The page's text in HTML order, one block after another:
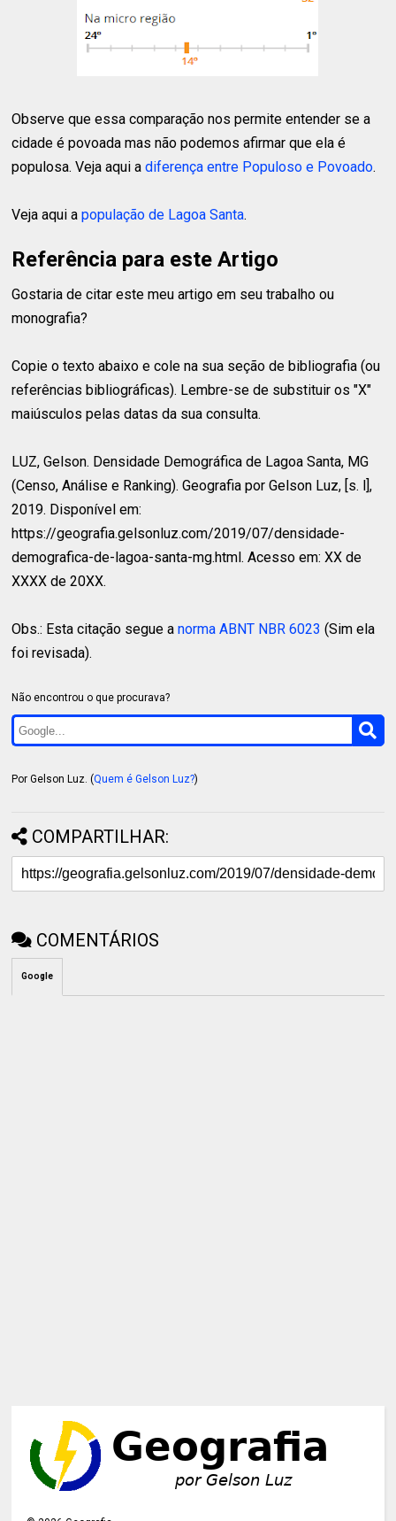
Observe que essa comparação nos permite entender se a
cidade é povoada mas não podemos afirmar que ela é
populosa. Veja aqui adiferença entre Populoso e Povoado.
Veja aqui apopulação de Lagoa Santa.
Referência para este Artigo
Gostaria de citar este meu artigo em seu trabalho ou
monografia?
Copie o texto abaixo e cole na sua seção de bibliografia (ou
referências bibliográficas). Lembre-se de substituir os "X"
maiúsculos pelas datas da sua consulta.
LUZ, Gelson. Densidade Demográfica de Lagoa Santa, MG
(Censo, Análise e Ranking). Geografia por Gelson Luz, [s. l],
2019. Disponível em:
https://geografia.gelsonluz.com/2019/07/densidade-
demografica-de-lagoa-santa-mg.html. Acesso em: XX de
XXXX de 20XX.
Obs.: Esta citação segue anorma ABNT NBR 6023 (Sim ela
foi revisada).
Não encontrou o que procurava?
Por Gelson Luz. (Quem é Gelson Luz?)
COMPARTILHAR:
COMENTÁRIOS
Google